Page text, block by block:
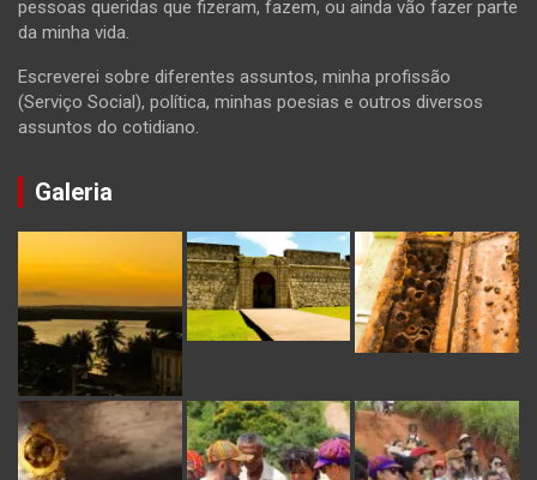
pessoas queridas que fizeram, fazem, ou ainda vão fazer parte
da minha vida.
Escreverei sobre diferentes assuntos, minha profissão
(Serviço Social), política, minhas poesias e outros diversos
assuntos do cotidiano.
Galeria